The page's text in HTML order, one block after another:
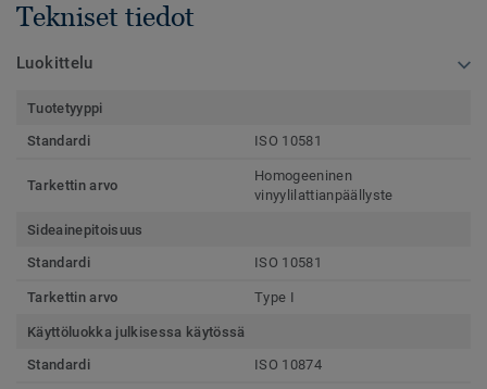
Tekniset tiedot
Luokittelu
Tuotetyyppi
Standardi
ISO 10581
Tarkettin arvo
Homogeeninen
vinyylilattianpäällyste
Sideainepitoisuus
Standardi
ISO 10581
Tarkettin arvo Type I
Käyttöluokka julkisessa käytössä
Standardi
ISO 10874